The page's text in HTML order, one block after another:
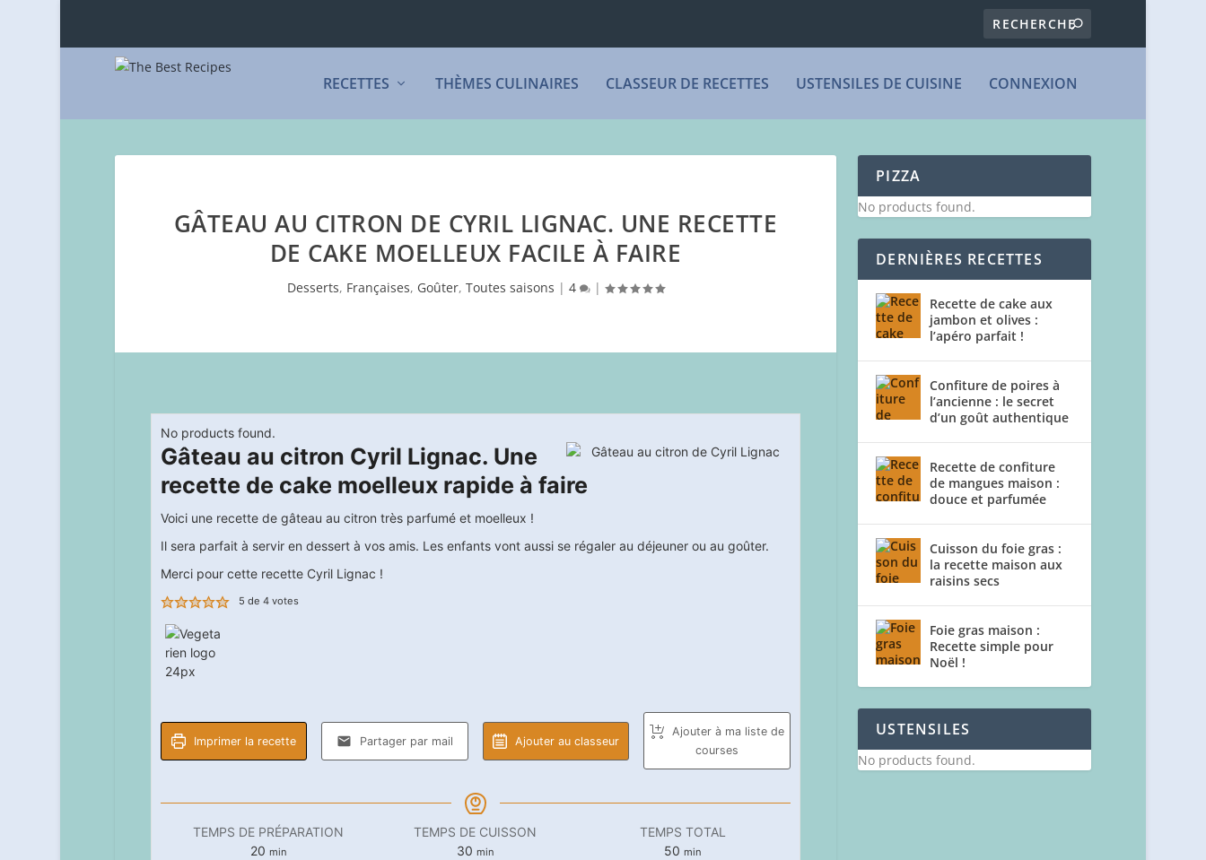
RECETTES THÈMES CULINAIRES CLASSEUR DE RECETTES USTENSILES DE CUISINE CONNEXION
GÂTEAU AU CITRON DE CYRIL LIGNAC. UNE RECETTE
DE CAKE MOELLEUX FACILE À FAIRE
Desserts, Françaises, Goûter, Toutes saisons | 4 |
No products found.
Gâteau au citron Cyril Lignac. Une
recette de cake moelleux rapide à faire
Voici une recette de gâteau au citron très parfumé et moelleux !
Il sera parfait à servir en dessert à vos amis. Les enfants vont aussi se régaler au déjeuner ou au goûter.
Merci pour cette recette Cyril Lignac !
5 de 4votes
Imprimer la recette Partager par mail Ajouter au classeur
Ajouter à ma liste de
courses
TEMPS DE PRÉPARATION
20minutes
min
TEMPS DE CUISSON
30minutes
min
TEMPS TOTAL
50minutes
min
PIZZA
No products found.
DERNIÈRES RECETTES
Recette de cake aux
jambon et olives :
l’apéro parfait !
Confiture de poires à
l’ancienne : le secret
d’un goût authentique
Recette de confiture
de mangues maison :
douce et parfumée
Cuisson du foie gras :
la recette maison aux
raisins secs
Foie gras maison :
Recette simple pour
Noël !
USTENSILES
No products found.